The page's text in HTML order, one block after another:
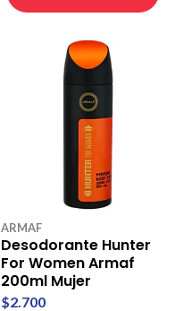
ARMAF
Desodorante Hunter
For Women Armaf
200ml Mujer
$2.700